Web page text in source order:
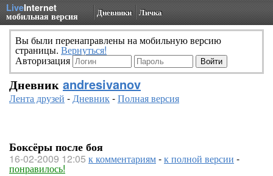
LiveInternet
мобильная версия Дневники Личка
Вы были перенаправлены на мобильную версию
страницы. Вернуться!
Авторизация
Дневник andresivanov
Лента друзей -Дневник-Полная версия
Боксёры после боя
16-02-2009 12:05 к комментариям-к полной версии -
понравилось!